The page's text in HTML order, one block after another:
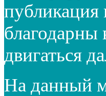
двигаться
На данный